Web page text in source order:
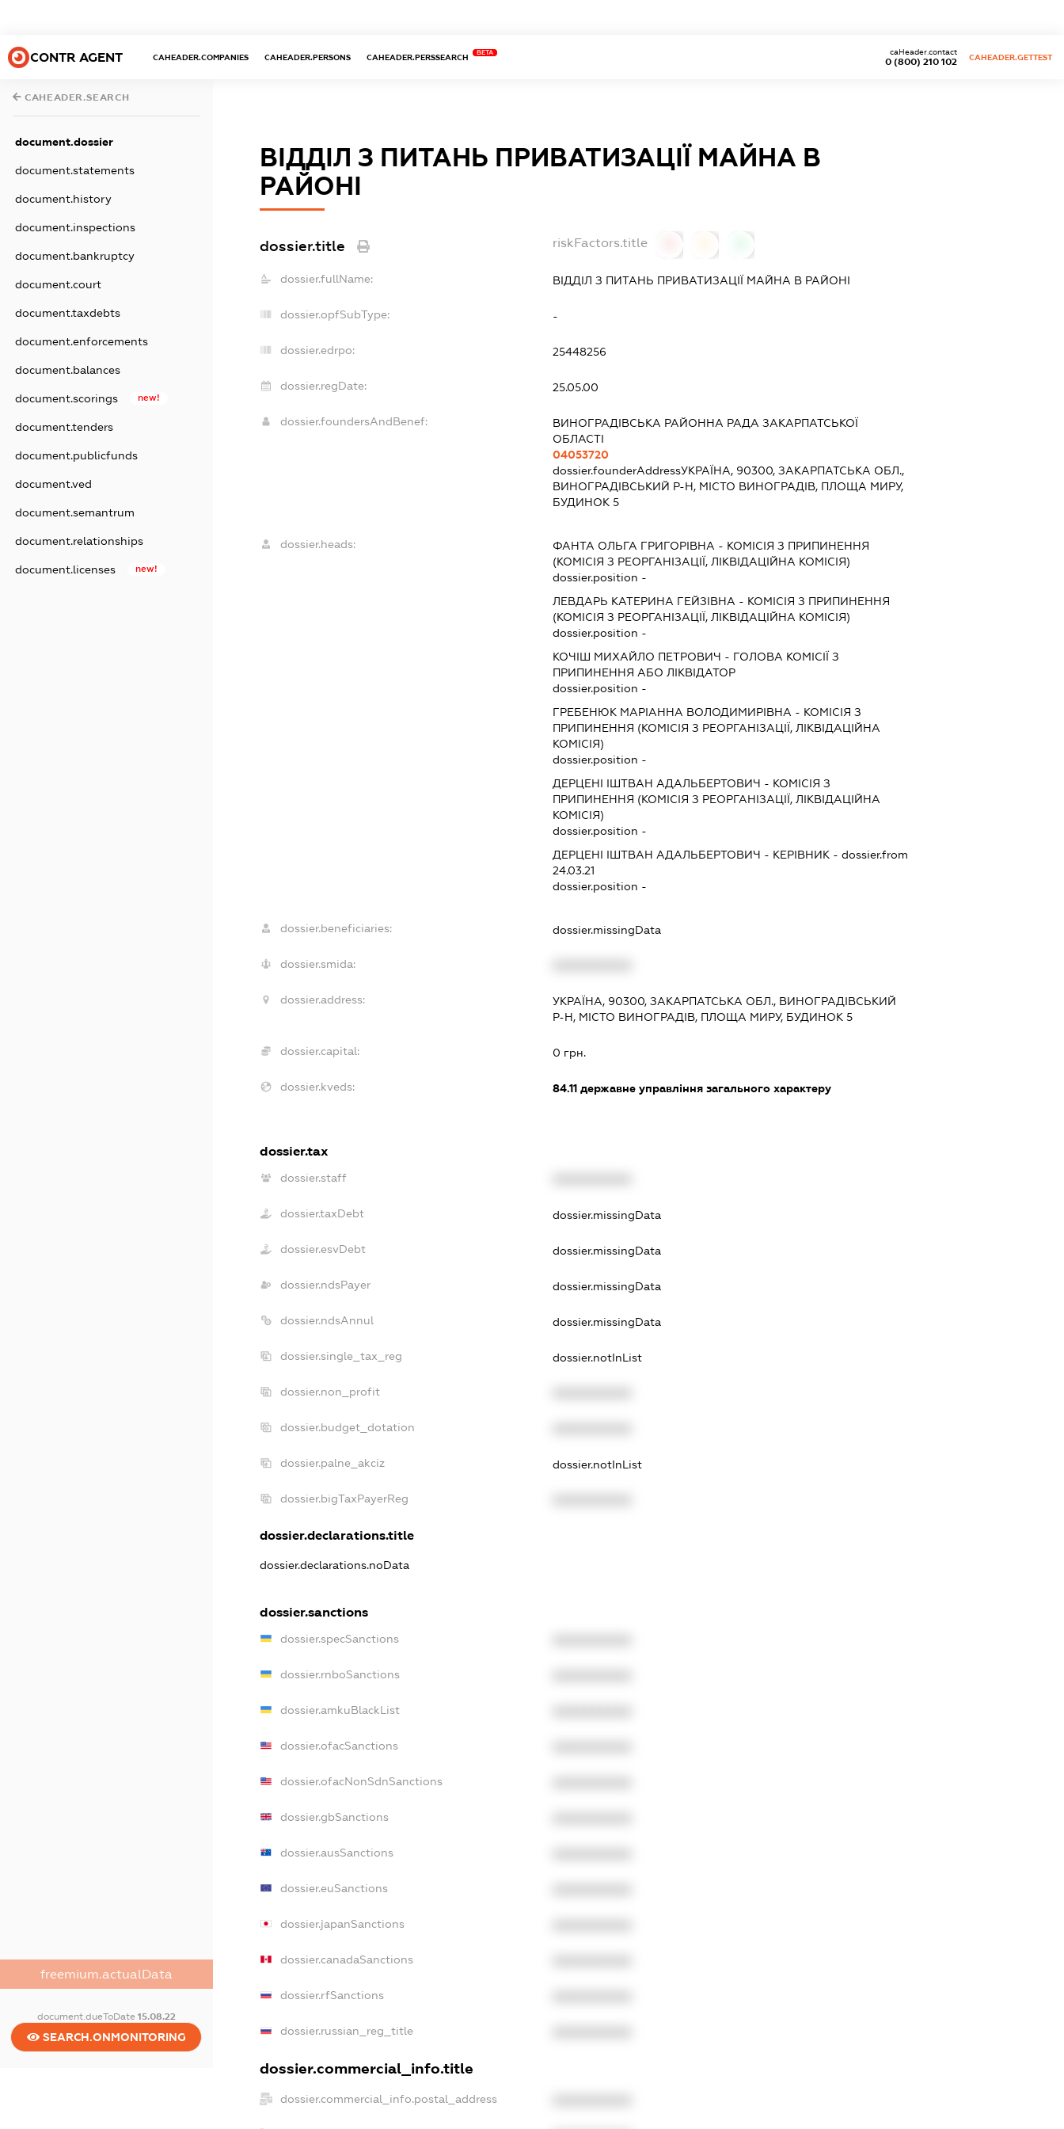
CONTR AGENT CAHEADER.COMPANIES CAHEADER.PERSONS CAHEADER.PERSSEARCH
BETA
0 (800) 210 102
caHeader.contact
CAHEADER.GETTEST
CAHEADER.SEARCH
document.dossier
document.statements
document.history
document.inspections
document.bankruptcy
document.court
document.taxdebts
document.enforcements
document.balances
document.scorings new!
document.tenders
document.publicfunds
document.ved
document.semantrum
document.relationships
document.licenses new!
freemium.actualData
document.dueToDate 15.08.22
SEARCH.ONMONITORING
ВІДДІЛ З ПИТАНЬ ПРИВАТИЗАЦІЇ МАЙНА В
РАЙОНІ
dossier.title riskFactors.title
dossier.fullName: ВІДДІЛ З ПИТАНЬ ПРИВАТИЗАЦІЇ МАЙНА В РАЙОНІ
dossier.opfSubType: -
dossier.edrpo: 25448256
dossier.regDate: 25.05.00
dossier.foundersAndBenef:
ВИНОГРАДІВСЬКА РАЙОННА РАДА ЗАКАРПАТСЬКОЇ
ОБЛАСТІ
04053720
dossier.founderAddressУКРАЇНА, 90300, ЗАКАРПАТСЬКА ОБЛ.,
ВИНОГРАДІВСЬКИЙ Р-Н, МІСТО ВИНОГРАДІВ, ПЛОЩА МИРУ,
БУДИНОК 5
dossier.heads: ФАНТА ОЛЬГА ГРИГОРІВНА - КОМІСІЯ З ПРИПИНЕННЯ
(КОМІСІЯ З РЕОРГАНІЗАЦІЇ, ЛІКВІДАЦІЙНА КОМІСІЯ)
dossier.position -
ЛЕВДАРЬ КАТЕРИНА ГЕЙЗІВНА - КОМІСІЯ З ПРИПИНЕННЯ
(КОМІСІЯ З РЕОРГАНІЗАЦІЇ, ЛІКВІДАЦІЙНА КОМІСІЯ)
dossier.position -
КОЧІШ МИХАЙЛО ПЕТРОВИЧ - ГОЛОВА КОМІСІЇ З
ПРИПИНЕННЯ АБО ЛІКВІДАТОР
dossier.position -
ГРЕБЕНЮК МАРІАННА ВОЛОДИМИРІВНА - КОМІСІЯ З
ПРИПИНЕННЯ (КОМІСІЯ З РЕОРГАНІЗАЦІЇ, ЛІКВІДАЦІЙНА
КОМІСІЯ)
dossier.position -
ДЕРЦЕНІ ІШТВАН АДАЛЬБЕРТОВИЧ - КОМІСІЯ З
ПРИПИНЕННЯ (КОМІСІЯ З РЕОРГАНІЗАЦІЇ, ЛІКВІДАЦІЙНА
КОМІСІЯ)
dossier.position -
ДЕРЦЕНІ ІШТВАН АДАЛЬБЕРТОВИЧ - КЕРІВНИК - dossier.from
24.03.21
dossier.position -
dossier.beneficiaries: dossier.missingData
dossier.smida:
dossier.address:
УКРАЇНА, 90300, ЗАКАРПАТСЬКА ОБЛ., ВИНОГРАДІВСЬКИЙ
Р-Н, МІСТО ВИНОГРАДІВ, ПЛОЩА МИРУ, БУДИНОК 5
dossier.capital: 0 грн.
dossier.kveds: 84.11 державне управління загального характеру
dossier.tax
dossier.staff
dossier.taxDebt dossier.missingData
dossier.esvDebt dossier.missingData
dossier.ndsPayer dossier.missingData
dossier.ndsAnnul dossier.missingData
dossier.single_tax_reg dossier.notInList
dossier.non_profit
dossier.budget_dotation
dossier.palne_akciz dossier.notInList
dossier.bigTaxPayerReg
dossier.declarations.title
dossier.declarations.noData
dossier.sanctions
dossier.specSanctions
dossier.rnboSanctions
dossier.amkuBlackList
dossier.ofacSanctions
dossier.ofacNonSdnSanctions
dossier.gbSanctions
dossier.ausSanctions
dossier.euSanctions
dossier.japanSanctions
dossier.canadaSanctions
dossier.rfSanctions
dossier.russian_reg_title
dossier.commercial_info.title
dossier.commercial_info.postal_address